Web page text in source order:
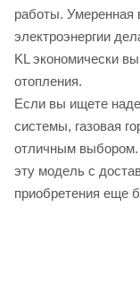
работы. Умеренная
электроэнергии
KL экономически
отопления.
Если вы ищете
системы, газовая
отличным выбором.
эту модель с
приобретения еще